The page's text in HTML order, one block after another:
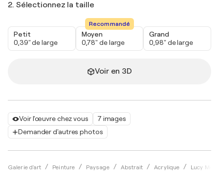
Voir l'œuvre chez vous
7 images
Demander d'autres photos
Galerie d'art Peinture Paysage Abstrait Acrylique Lucy
2. Sélectionnez la taille
Petit
0,39" de large
Recommandé
Moyen
0,78" de large
Grand
0,98" de large
Voir en 3D